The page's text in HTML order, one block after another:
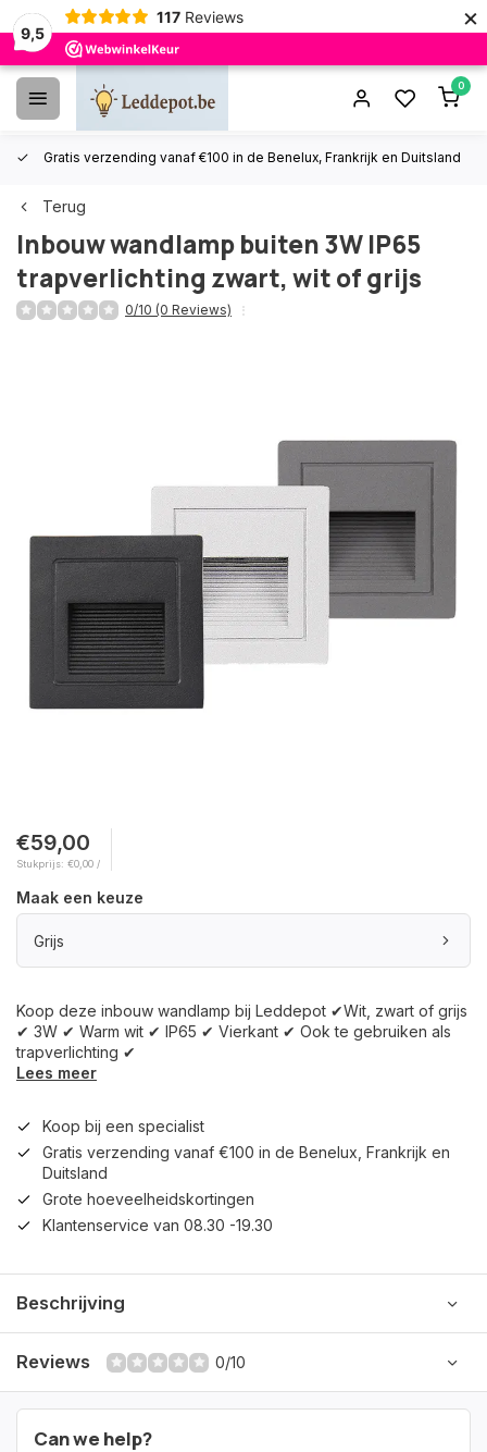
9,5
117 Reviews ×
0
Gratis verzending vanaf €100 in de Benelux, Frankrijk en Duitsland
Terug
Inbouw wandlamp buiten 3W IP65
trapverlichting zwart, wit of grijs
0/10 (0 Reviews)
€59,00
Stukprijs: €0,00 /
Maak een keuze
Grijs
Koop deze inbouw wandlamp bij Leddepot ✔Wit, zwart of grijs
✔ 3W ✔ Warm wit ✔ IP65 ✔ Vierkant ✔ Ook te gebruiken als
trapverlichting ✔
Lees meer
Koop bij een specialist
Gratis verzending vanaf €100 in de Benelux, Frankrijk en
Duitsland
Grote hoeveelheidskortingen
Klantenservice van 08.30 -19.30
Beschrijving
Reviews 0/10
Can we help?